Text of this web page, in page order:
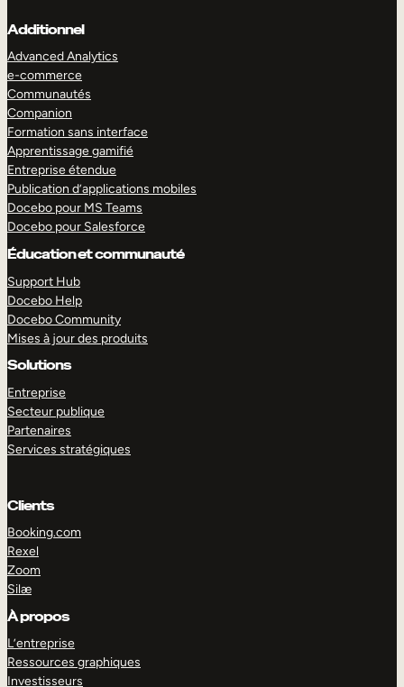
Additionnel
Advanced Analytics
e-commerce
Communautés
Companion
Formation sans interface
Apprentissage gamifié
Entreprise étendue
Publication d’applications mobiles
Docebo pour MS Teams
Docebo pour Salesforce
Éducation et communauté
Support Hub
Docebo Help
Docebo Community
Mises à jour des produits
Solutions
Entreprise
Secteur publique
Partenaires
Services stratégiques
Clients
Booking.com
Rexel
Zoom
Silæ
À propos
L’entreprise
Ressources graphiques
Investisseurs